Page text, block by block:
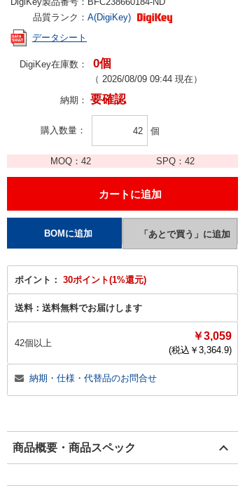
品質ランク： A(DigiKey)
データシート
DigiKey在庫数： 0個
（ 2026/08/09 09:44 現在）
納期： 要確認
購入数量 個
MOQ： 42 SPQ：42
ポイント： 30ポイント(1%還元)
送料： 送料無料でお届けします
42個以上
￥3,059
(税込￥ 3,364.9)
納期・仕様・代替品のお問合せ
商品概要・商品スペック